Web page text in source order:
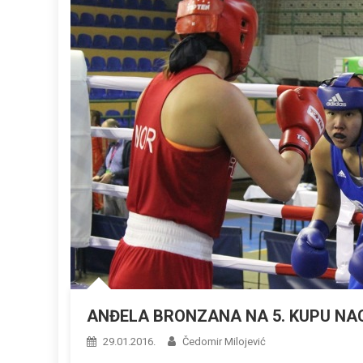
ANĐELA BRONZANA NA 5. KUPU
29.01.2016. Čedomir Milojević